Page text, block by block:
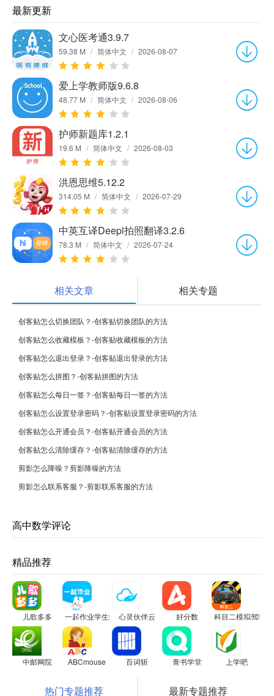
最新更新
文心医考通3.9.7
59.38 M / 简体中文 / 2026-08-07
爱上学教师版9.6.8
48.77 M / 简体中文 / 2026-08-06
护师新题库1.2.1
19.6 M / 简体中文 / 2026-08-03
洪恩思维5.12.2
314.05 M / 简体中文 / 2026-07-29
中英互译Deepl拍照翻译3.2.6
78.3 M / 简体中文 / 2026-07-24
相关文章 相关专题
创客贴怎么切换团队？-创客贴切换团队的方法
创客贴怎么收藏模板？-创客贴收藏模板的方法
创客贴怎么退出登录？-创客贴退出登录的方法
创客贴怎么拼图？-创客贴拼图的方法
创客贴怎么每日一签？-创客贴每日一签的方法
创客贴怎么设置登录密码？-创客贴设置登录密码的方法
创客贴怎么开通会员？-创客贴开通会员的方法
创客贴怎么清除缓存？-创客贴清除缓存的方法
剪影怎么降噪？剪影降噪的方法
剪影怎么联系客服？-剪影联系客服的方法
高中数学评论
精品推荐
儿歌多多 一起作业学生端 心灵伙伴云 好分数 科目二模拟驾驶
中邮网院 ABCmouse 百词斩 青书学堂 上学吧
热门专题推荐 最新专题推荐